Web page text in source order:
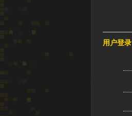
用户登录